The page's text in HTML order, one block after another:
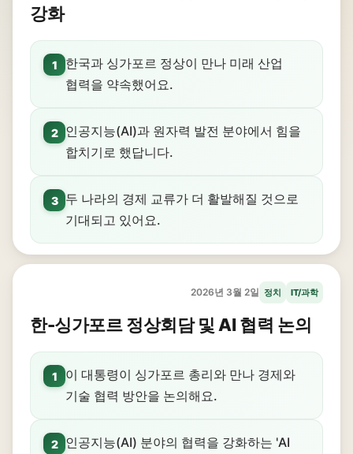
강화
1
한국과 싱가포르 정상이 만나 미래 산업
협력을 약속했어요.
2
인공지능(AI)과 원자력 발전 분야에서 힘을
합치기로 했답니다.
3
두 나라의 경제 교류가 더 활발해질 것으로
기대되고 있어요.
2026년 3월 2일 정치 IT/과학
한-싱가포르 정상회담 및 AI 협력 논의
1
이 대통령이 싱가포르 총리와 만나 경제와
기술 협력 방안을 논의해요.
2 인공지능(AI) 분야의 협력을 강화하는 'AI